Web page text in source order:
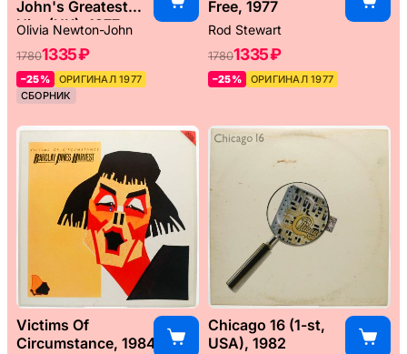
John's Greatest
Hits (UK), 1977
Olivia Newton-John
17801335 ₽
–25%
ОРИГИНАЛ 1977
СБОРНИК
Free, 1977
Rod Stewart
17801335 ₽
–25% ОРИГИНАЛ 1977
Victims Of
Circumstance, 1984
Chicago 16 (1-st,
USA), 1982